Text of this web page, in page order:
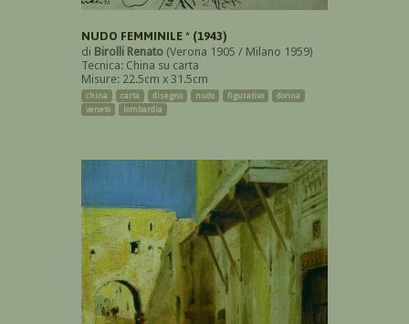
NUDO FEMMINILE * (1943)
di Birolli Renato (Verona 1905 / Milano 1959)
Tecnica: China su carta
Misure: 22.5cm x 31.5cm
china carta disegno nudo figurativo
donna
veneto
lombardia